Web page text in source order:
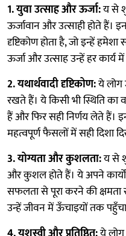
1. युवा उत्साह और ऊर्जा:य से
ऊर्जावान और उत्साही होते
दृष्टिकोण होता है, जो इन्हें
ऊर्जा और उत्साह उन्हें हर कार्य
2. यथार्थवादी दृष्टिकोण:ये लोग
रखते हैं। ये किसी भी स्थिति
हैं और फिर सही निर्णय लेते हैं।
महत्वपूर्ण फैसलों में सही दिशा
3. योग्यता और कुशलता:य से
और कुशल होते हैं। ये अपने
सफलता से पूरा करने की
उन्हें जीवन में ऊँचाइयों तक